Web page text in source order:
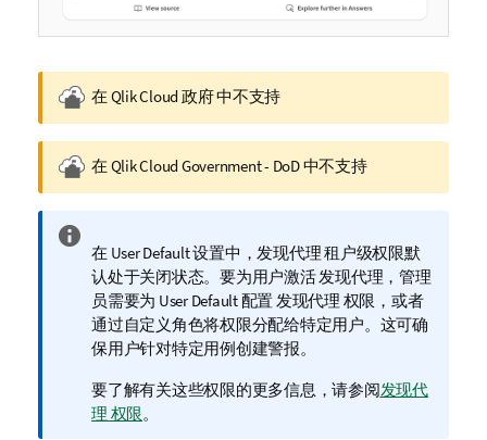
G
o
v
n
o
-
n
o
t
-
i
n
在 Qlik Cloud 政府中不支持
G
o
o
t
e
-
n
o
t
-
在 Qlik Cloud Government - DoD中不支持
息
注
释
在 User Default设置中，发现代理租户级权限默
认处于关闭状态。要为用户激活发现代理 ，管理
员需要为 User Default配置发现代理 权限，或者
通过自定义角色将权限分配给特定用户。这可确
保用户针对特定用例创建警报。
要了解有关这些权限的更多信息，请参阅发现代
理 权限。